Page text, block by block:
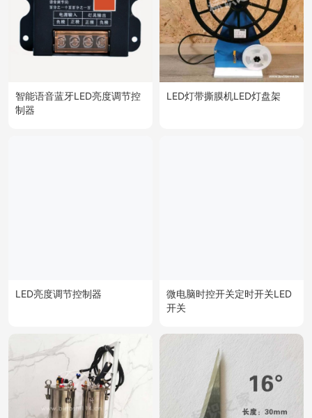
智能语音蓝牙LED亮度调节控
制器
LED灯带撕膜机LED灯盘架
LED亮度调节控制器
微电脑时控开关定时开关LED
开关